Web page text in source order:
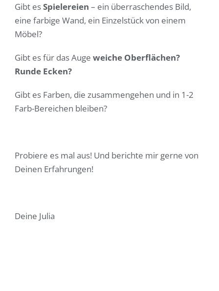
Gibt esSpielereien – ein überraschendes Bild,
eine farbige Wand, ein Einzelstück von einem
Möbel?
Gibt es für das Auge weiche Oberflächen?
Runde Ecken?
Gibt es Farben, die zusammengehen und in 1-2
Farb-Bereichen bleiben?
Probiere es mal aus! Und berichte mir gerne von
Deinen Erfahrungen!
Deine Julia